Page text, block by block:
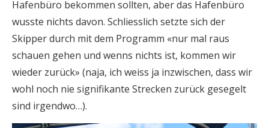
Hafenbüro bekommen sollten, aber das Hafenbüro
wusste nichts davon. Schliesslich setzte sich der
Skipper durch mit dem Programm «nur mal raus
schauen gehen und wenns nichts ist, kommen wir
wieder zurück» (naja, ich weiss ja inzwischen, dass wir
wohl noch nie signifikante Strecken zurück gesegelt
sind irgendwo…).